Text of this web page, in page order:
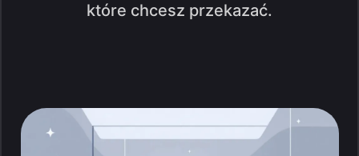
które chcesz przekazać.